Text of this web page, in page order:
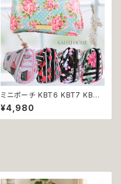
ミニポーチ KBT6 KBT7 KBT8
KBT9 KBT10 KAHRI HOME
カーリ・ホーム 小物入れ 化粧ポ
ーチ 三角ポーチ プレゼント 贈
¥4,980